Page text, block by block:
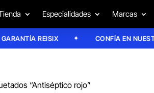
Especialidades Marcas
REISIX CONFÍA EN
“Antiséptico rojo”